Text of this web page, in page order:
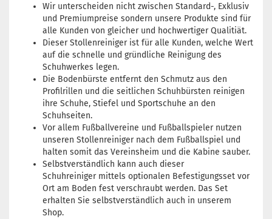
Wir unterscheiden nicht zwischen Standard-, Exklusiv
und Premiumpreise sondern unsere Produkte sind für
alle Kunden von gleicher und hochwertiger Qualitiät.
Dieser Stollenreiniger ist für alle Kunden, welche Wert
auf die schnelle und gründliche Reinigung des
Schuhwerkes legen.
Die Bodenbürste entfernt den Schmutz aus den
Profilrillen und die seitlichen Schuhbürsten reinigen
ihre Schuhe, Stiefel und Sportschuhe an den
Schuhseiten.
Vor allem Fußballvereine und Fußballspieler nutzen
unseren Stollenreiniger nach dem Fußballspiel und
halten somit das Vereinsheim und die Kabine sauber.
Selbstverständlich kann auch dieser
Schuhreiniger mittels optionalen Befestigungsset vor
Ort am Boden fest verschraubt werden. Das Set
erhalten Sie selbstverständlich auch in unserem
Shop.